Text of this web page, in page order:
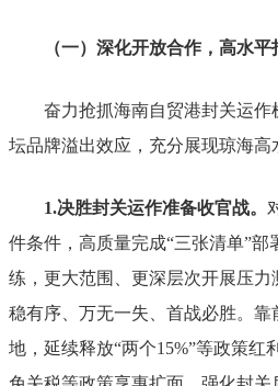
（一）深化开放合作，高水平
奋力抢抓海南自贸港封关运
坛品牌溢出效应，充分展现琼海高
1.决胜封关运作准备收官战。
件条件，高质量完成“三张清单”部
练，更大范围、更深层次开展压
稳有序、万无一失、首战必胜。
地，延续释放“两个15%”等政策红